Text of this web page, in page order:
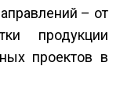
– от
продукции
проектов в